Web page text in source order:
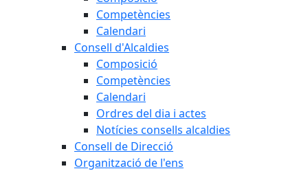
Competències
Calendari
Consell d'Alcaldies
Composició
Competències
Calendari
Ordres del dia i actes
Notícies consells alcaldies
Consell de Direcció
Organització de l'ens